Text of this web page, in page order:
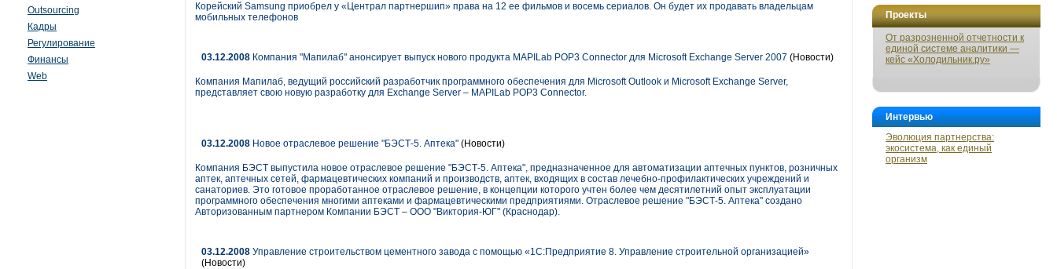
Outsourcing
Кадры
Регулирование
Финансы
Web
Проекты
От разрозненной отчетности к
единой системе аналитики —
кейс «Холодильник.ру»
Интервью
Эволюция партнерства:
экосистема, как единый
организм
Корейский Samsung приобрел у «Централ партнершип» права на 12 ее фильмов и восемь сериалов. Он будет их продавать владельцам
мобильных телефонов
03.12.2008 Компания "Мапилаб" анонсирует выпуск нового продукта MAPILab POP3 Connector для Microsoft Exchange Server 2007 (Новости)
Компания Мапилаб, ведущий российский разработчик программного обеспечения для Microsoft Outlook и Microsoft Exchange Server,
представляет свою новую разработку для Exchange Server – MAPILab POP3 Connector.
03.12.2008 Новое отраслевое решение "БЭСТ-5. Аптека" (Новости)
Компания БЭСТ выпустила новое отраслевое решение "БЭСТ-5. Аптека", предназначенное для автоматизации аптечных пунктов, розничных
аптек, аптечных сетей, фармацевтических компаний и производств, аптек, входящих в состав лечебно-профилактических учреждений и
санаториев. Это готовое проработанное отраслевое решение, в концепции которого учтен более чем десятилетний опыт эксплуатации
программного обеспечения многими аптеками и фармацевтическими предприятиями. Отраслевое решение "БЭСТ-5. Аптека" создано
Авторизованным партнером Компании БЭСТ – ООО "Виктория-ЮГ" (Краснодар).
03.12.2008 Управление строительством цементного завода с помощью «1С:Предприятие 8. Управление строительной организацией»
(Новости)